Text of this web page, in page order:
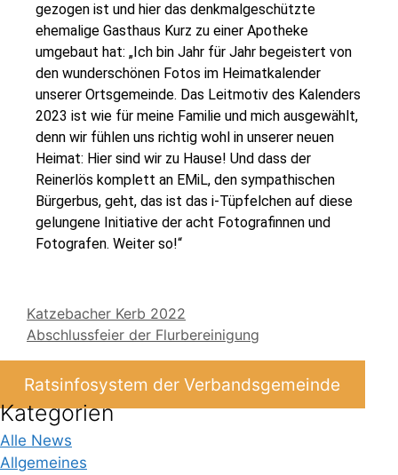
gezogen ist und hier das denkmalgeschützte
ehemalige Gasthaus Kurz zu einer Apotheke
umgebaut hat: „Ich bin Jahr für Jahr begeistert von
den wunderschönen Fotos im Heimatkalender
unserer Ortsgemeinde. Das Leitmotiv des Kalenders
2023 ist wie für meine Familie und mich ausgewählt,
denn wir fühlen uns richtig wohl in unserer neuen
Heimat: Hier sind wir zu Hause! Und dass der
Reinerlös komplett an EMiL, den sympathischen
Bürgerbus, geht, das ist das i-Tüpfelchen auf diese
gelungene Initiative der acht Fotografinnen und
Fotografen. Weiter so!“
Katzebacher Kerb 2022
Abschlussfeier der Flurbereinigung
Ratsinfosystem der Verbandsgemeinde
Kategorien
Alle News
Allgemeines